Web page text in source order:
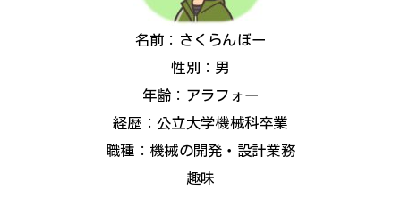
名前：さくらんぼー
性別：男
年齢：アラフォー
経歴：公立大学機械科卒業
職種：機械の開発・設計業務
趣味